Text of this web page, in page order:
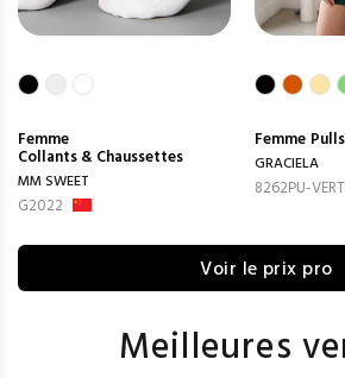
Femme
Collants & Chaussettes
MM SWEET
G2022
Femme Pulls
GRACIELA
8262PU-
Voir le prix pro
Meilleures